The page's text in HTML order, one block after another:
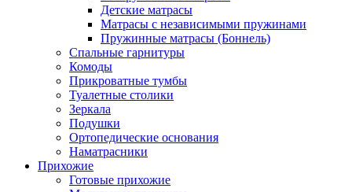
Детские матрасы
Матрасы с независимыми пружинами
Пружинные матрасы (Боннель)
Спальные гарнитуры
Комоды
Прикроватные тумбы
Туалетные столики
Зеркала
Подушки
Ортопедические основания
Наматрасники
Прихожие
Готовые прихожие